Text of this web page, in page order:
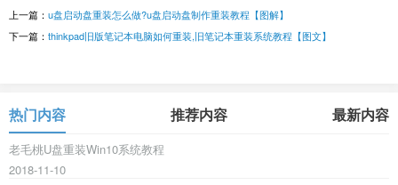
上一篇： u盘启动盘重装怎么做?u盘启动盘制作重装教程【图解】
下一篇： thinkpad旧版笔记本电脑如何重装,旧笔记本重装系统教程【图文】
热门内容 推荐内容 最新内容
老毛桃U盘重装Win10系统教程
2018-11-10